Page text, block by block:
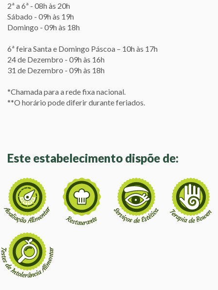
2ª a 6ª - 08h às 20h
Sábado - 09h às 19h
Domingo - 09h às 18h
6ª feira Santa e Domingo Páscoa – 10h às 17h
24 de Dezembro - 09h às 16h
31 de Dezembro - 09h às 18h
*Chamada para a rede fixa nacional.
**O horário pode diferir durante feriados.
Este estabelecimento dispõe de: